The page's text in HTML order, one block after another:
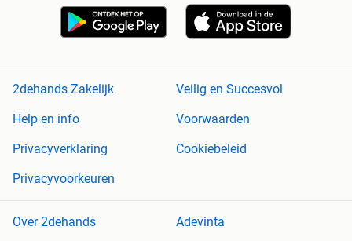
2dehands Zakelijk
Veilig en Succesvol
Help en info
Voorwaarden
Privacyverklaring
Cookiebeleid
Privacyvoorkeuren
Over 2dehands Adevinta